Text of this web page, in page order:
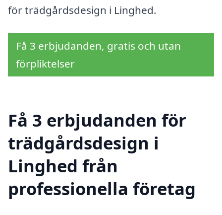
för trädgårdsdesign i Linghed.
Få 3 erbjudanden, gratis och utan
förpliktelser
Få 3 erbjudanden för
trädgårdsdesign i
Linghed från
professionella företag